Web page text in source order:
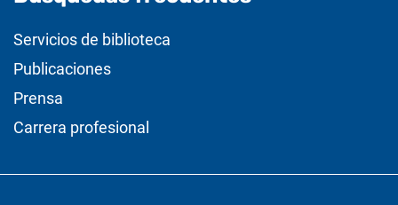
Servicios de biblioteca
Publicaciones
Prensa
Carrera profesional